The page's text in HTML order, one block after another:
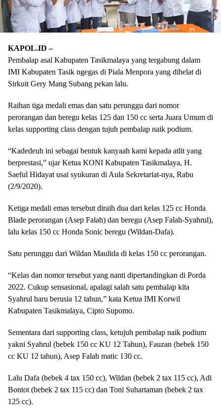
KAPOL.ID –
Pembalap asal Kabupaten Tasikmalaya yang tergabung dalam
IMI Kabupaten Tasik ngegas di Piala Menpora yang dihelat di
Sirkuit Gery Mang Subang pekan lalu.
Raihan tiga medali emas dan satu perunggu dari nomor
perorangan dan beregu kelas 125 dan 150 cc serta Juara Umum di
kelas supporting class dengan tujuh pembalap naik podium.
“Kadedeuh ini sebagai bentuk kanyaah kami kepada atlit yang
berprestasi,” ujar Ketua KONI Kabupaten Tasikmalaya, H.
Saeful Hidayat usai syukuran di Aula Sekretariat-nya, Rabu
(2/9/2020).
Ketiga medali emas tersebut diraih dua dari kelas 125 cc Honda
Blade perorangan (Asep Falah) dan beregu (Asep Falah-Syahrul),
lalu kelas 150 cc Honda Sonic beregu (Wildan-Dafa).
Satu perunggu dari Wildan Maulida di kelas 150 cc perorangan.
“Kelas dan nomor tersebut yang nanti dipertandingkan di Porda
2022. Cukup sensasional, apalagi salah satu pembalap kita
Syahrul baru berusia 12 tahun,” kata Ketua IMI Korwil
Kabupaten Tasikmalaya, Cipto Supomo.
Sementara dari supporting class, ketujuh pembalap naik podium
yakni Syahrul (bebek 150 cc KU 12 Tahun), Fauzan (bebek 150
cc KU 12 tahun), Asep Falah matic 130 cc.
Lalu Dafa (bebek 4 tax 150 cc), Wildan (bebek 2 tax 115 cc), Adi
Bontot (bebek 2 tax 115 cc) dan Toni Suhartaman (bebek 2 tax
125 cc).